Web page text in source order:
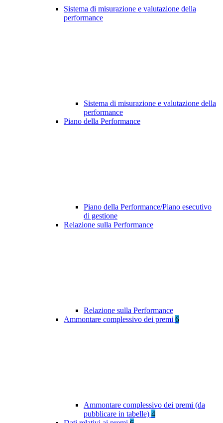
Sistema di misurazione e valutazione della
performance
Sistema di misurazione e valutazione della
performance
Piano della Performance
Piano della Performance/Piano esecutivo
di gestione
Relazione sulla Performance
Relazione sulla Performance
Ammontare complessivo dei premi 6
Ammontare complessivo dei premi (da
pubblicare in tabelle) 4